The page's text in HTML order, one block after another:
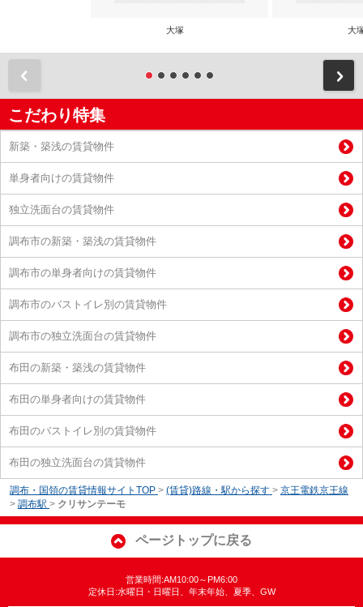
大塚 大
こだわり特集
新築・築浅の賃貸物件
単身者向けの賃貸物件
独立洗面台の賃貸物件
調布市の新築・築浅の賃貸物件
調布市の単身者向けの賃貸物件
調布市のバストイレ別の賃貸物件
調布市の独立洗面台の賃貸物件
布田の新築・築浅の賃貸物件
布田の単身者向けの賃貸物件
布田のバストイレ別の賃貸物件
布田の独立洗面台の賃貸物件
調布・国領の賃貸情報サイトTOP > (賃貸)路線・駅から探す > 京王電鉄京王線
> 調布駅 > クリサンテーモ
ページトップに戻る
営業時間:AM10:00～PM6:00
定休日:水曜日・日曜日、年末年始、夏季、GW